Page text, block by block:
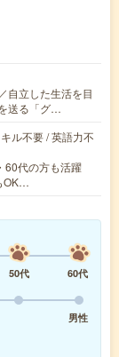
自立した生活を目
送る「グ…
ル不要 / 英語力不
60代の方も活躍
OK…
50代
60代
男性